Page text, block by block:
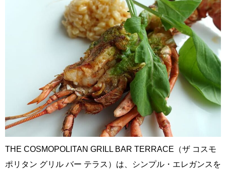
THE COSMOPOLITAN GRILL BAR TERRACE（ザ コスモ
ポリタン グリル バー テラス）は、シンプル・エレガンスを